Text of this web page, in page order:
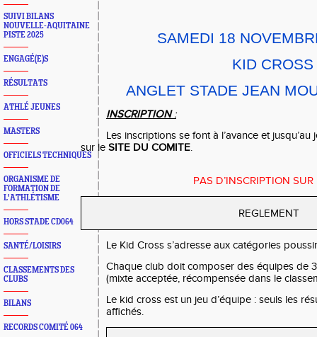
SUIVI BILANS
NOUVELLE-AQUITAINE
PISTE 2025
ENGAGÉ(E)S
RÉSULTATS
ATHLÉ JEUNES
MASTERS
OFFICIELS TECHNIQUES
ORGANISME DE
FORMATION DE
L'ATHLÉTISME
HORS STADE CD064
SANTÉ/LOISIRS
CLASSEMENTS DES
CLUBS
BILANS
RECORDS COMITÉ 064
SAMEDI 18
KID CROSS
ANGLET STADE JEAN
INSCRIPTION:
Les inscriptions se font à l’avance et
sur leSITE DU COMITE.
PAS D’INSCRIPTION SUR
REGLEMENT
Le Kid Cross s’adresse aux catégories
Chaque club doit composer des équipes de
(mixte acceptée, récompensée dans le
Le kid cross est un jeu d’équipe : seuls les
affichés.